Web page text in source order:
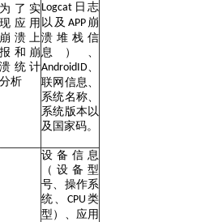
为了实
现应用
崩溃上
报和崩
溃统计
分析
Logcat 日志
以及 APP崩
溃堆栈信
息）、
AndroidID、
联网信息、
系统名称、
系统版本以
及国家码。
设备信息
（设备型
号、操作系
统、 CPU 类
型）、应用